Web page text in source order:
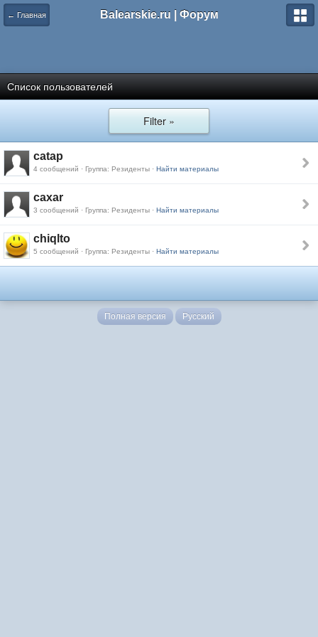
← Главная Balearskie.ru | Форум
Список пользователей
Filter »
catap
4 сообщений · Группа: Резиденты · Найти материалы
caxar
3 сообщений · Группа: Резиденты · Найти материалы
chiqlto
5 сообщений · Группа: Резиденты · Найти материалы
Полная версия Русский